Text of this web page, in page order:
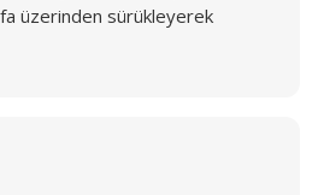
üzerinden sürükleyerek